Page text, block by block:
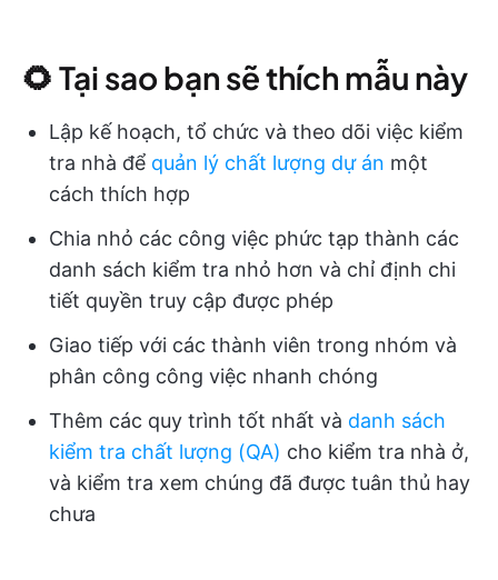
🌻 Tại sao bạn sẽ thích mẫu này
Lập kế hoạch, tổ chức và theo dõi việc kiểm
tra nhà để quản lý chất lượng dự án một
cách thích hợp
Chia nhỏ các công việc phức tạp thành các
danh sách kiểm tra nhỏ hơn và chỉ định chi
tiết quyền truy cập được phép
Giao tiếp với các thành viên trong nhóm và
phân công công việc nhanh chóng
Thêm các quy trình tốt nhất và danh sách
kiểm tra chất lượng (QA) cho kiểm tra nhà ở,
và kiểm tra xem chúng đã được tuân thủ hay
chưa